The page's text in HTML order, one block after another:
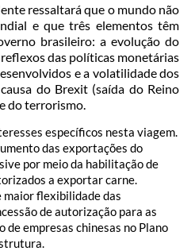
ressaltará que o mundo não
e que três elementos têm
brasileiro: a evolução do
das políticas monetárias
e a volatilidade dos
do Brexit (saída do Reino
do terrorismo.
específicos nesta viagem.
das exportações do
por meio da habilitação de
a exportar carne.
maior flexibilidade das
de autorização para as
empresas chinesas no Plano